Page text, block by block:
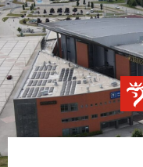
Przejdź
do
treści
Przeskocz
do
lewego
paska
bocznego
Przeskocz
do
stopki